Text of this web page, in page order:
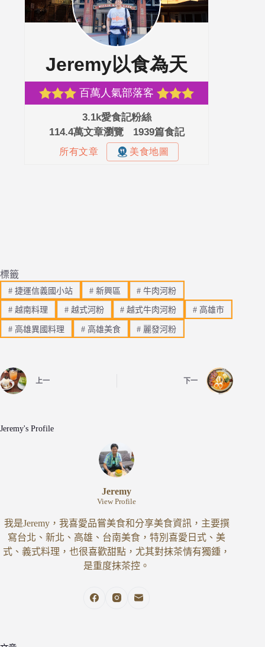
標籤
#捷運信義國小站 #新興區 # 牛肉河粉
#越南料理 #越式河粉 # 越式牛肉河粉 # 高雄市
#高雄異國料理 #高雄美食 # 麗發河粉
上一 下一
Jeremy's Profile
Jeremy
View Profile
我是Jeremy，我喜愛品嘗美食和分享美食資訊，主要撰
寫台北、新北、高雄、台南美食，特別喜愛日式、美
式、義式料理，也很喜歡甜點，尤其對抹茶情有獨鍾，
是重度抹茶控。